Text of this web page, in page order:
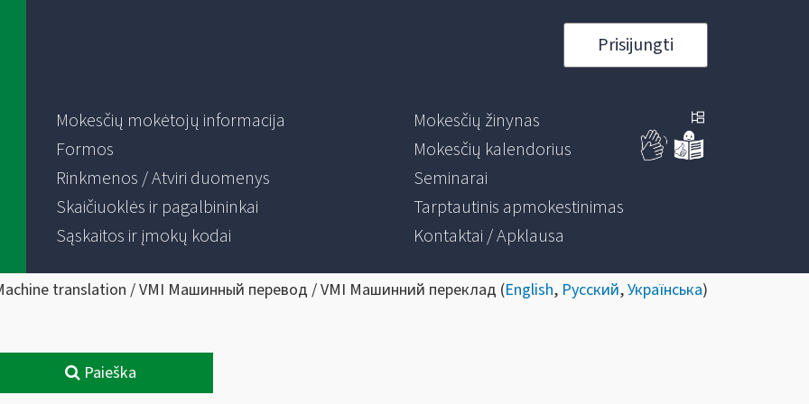
Prisijungti
Mokesčių mokėtojų informacija
Formos
Rinkmenos / Atviri duomenys
Skaičiuoklės ir pagalbininkai
Sąskaitos ir įmokų kodai
Mokesčių žinynas
Mokesčių kalendorius
Seminarai
Tarptautinis apmokestinimas
Kontaktai / Apklausa
translation / VMI Машинный перевод / VMI Машинний переклад (English, Русский,Українська)
Paieška